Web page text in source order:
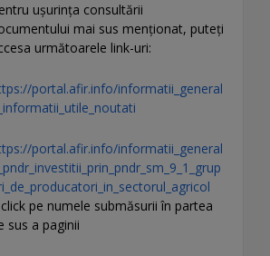
uşurinţa consultării
mai sus menţionat, puteţi
următoarele link-uri:
portal.afir.info/informatii_general
portal.afir.info/informatii_general
pe numele submăsurii în partea
sus a paginii